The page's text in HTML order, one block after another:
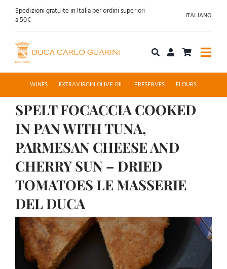
SkipSpedizioni gratuite in Italia per ordini superiori
a 50€
ITALIANO
Shop online
About us
News
Contact
WINES EXTRAVIRGIN OLIVE OIL PRESERVES FLOURS
SPELT FOCACCIA COOKED
IN PAN WITH TUNA,
PARMESAN CHEESE AND
CHERRY SUN – DRIED
TOMATOES LE MASSERIE
DEL DUCA
View
Larger
Image